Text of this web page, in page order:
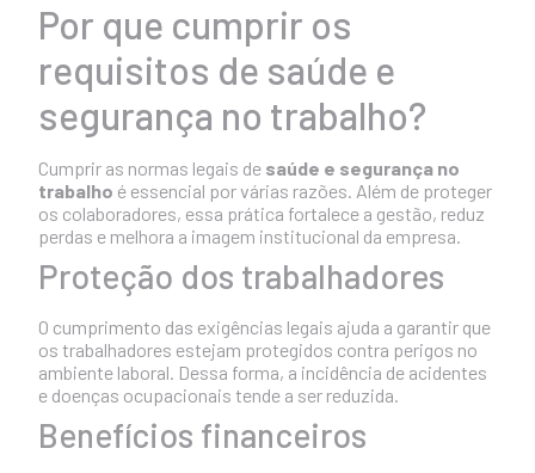
Por que cumprir os
requisitos de saúde e
segurança no trabalho?
Cumprir as normas legais de saúde e segurança no
trabalho é essencial por várias razões. Além de proteger
os colaboradores, essa prática fortalece a gestão, reduz
perdas e melhora a imagem institucional da empresa.
Proteção dos trabalhadores
O cumprimento das exigências legais ajuda a garantir que
os trabalhadores estejam protegidos contra perigos no
ambiente laboral. Dessa forma, a incidência de acidentes
e doenças ocupacionais tende a ser reduzida.
Benefícios financeiros